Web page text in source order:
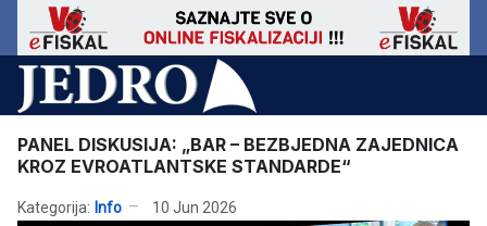
PANEL DISKUSIJA: „BAR – BEZBJEDNA ZAJEDNICA
KROZ EVROATLANTSKE STANDARDE“
Kategorija: Info 10 Jun 2026